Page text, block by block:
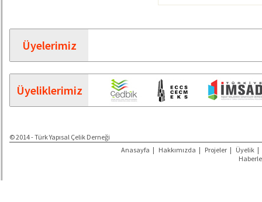
Üyelerimiz
Üyeliklerimiz
© 2014 - Türk Yapısal Çelik Derneği
Anasayfa | Hakkımızda | Projeler | Üyelik |